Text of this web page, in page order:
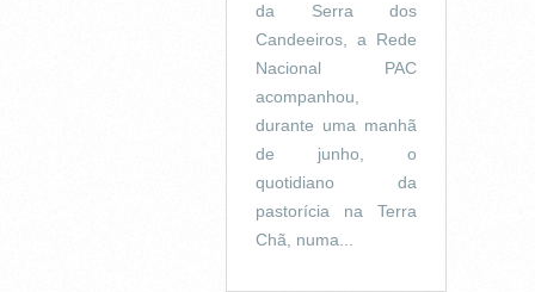
da Serra dos
Candeeiros, a Rede
Nacional PAC
acompanhou,
durante uma manhã
de junho, o
quotidiano da
pastorícia na Terra
Chã, numa...